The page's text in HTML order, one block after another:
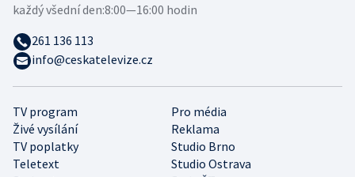
TV program
Pro média
Živé vysílání
Reklama
TV poplatky
Studio Brno
Teletext
Studio Ostrava
každý všední den:8:00—16:00 hodin
261 136 113
info@ceskatelevize.cz